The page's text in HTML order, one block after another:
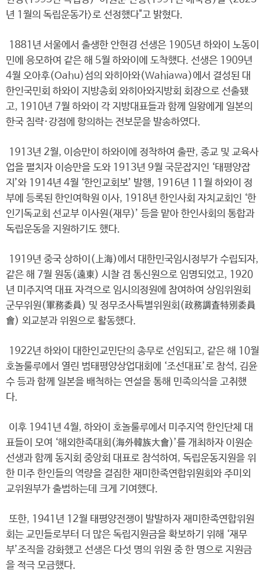
년 1월의 독립운동가>로 선정했다"고 밝혔다.
1881년 서울에서 출생한 안현경 선생은 1905년 하와이 노동이
민에 응모하여 같은 해 5월 하와이에 도착했다. 선생은 1909년
4월 오아후(Oahu)섬의 와히아와(Wahiawa)에서 결성된 대
한인국민회 하와이 지방총회 와히아와지방회 회장으로 선출됐
고, 1910년 7월 하와이 각 지방대표들과 함께 일왕에게 일본의
한국 침략·강점에 항의하는 전보문을 발송하였다.
1913년 2월, 이승만이 하와이에 정착하여 출판, 종교 및 교육사
업을 펼치자 이승만을 도와 1913년 9월 국문잡지인 ‘태평양잡
지’와 1914년 4월 ‘한인교회보’ 발행, 1916년 11월 하와이 정
부에 등록된 한인여학원 이사, 1918년 한인사회 자치교회인 ‘한
인기독교회 선교부 이사원(재무)’ 등을 맡아 한인사회의 통합과
독립운동을 지원하기도 했다.
1919년 중국 상하이(上海)에서 대한민국임시정부가 수립되자,
같은 해 7월 원동(遠東) 시찰 겸 통신원으로 임명되었고, 1920
년 미주지역 대표 자격으로 임시의정원에 참여하여 상임위원회
군무위원(軍務委員) 및 정무조사특별위원회(政務調査特別委員
會) 외교분과 위원으로 활동했다.
1922년 하와이 대한인교민단의 총무로 선임되고, 같은 해 10월
호놀룰루에서 열린 범태평양상업대회에 ‘조선대표’로 참석, 김윤
수 등과 함께 일본을 배척하는 연설을 통해 민족의식을 고취했
다.
이후 1941년 4월, 하와이 호놀룰루에서 미주지역 한인단체 대
표들이 모여 ‘해외한족대회(海外韓族大會)’를 개최하자 이원순
선생과 함께 동지회 중앙회 대표로 참석하여, 독립운동지원을 위
한 미주 한인들의 역량을 결집한 재미한족연합위원회와 주미외
교위원부가 출범하는데 크게 기여했다.
또한, 1941년 12월 태평양전쟁이 발발하자 재미한족연합위원
회는 교민들로부터 더 많은 독립지원금을 확보하기 위해 ‘재무
부’조직을 강화했고 선생은 다섯 명의 위원 중 한 명으로 지원금
을 적극 모금했다.